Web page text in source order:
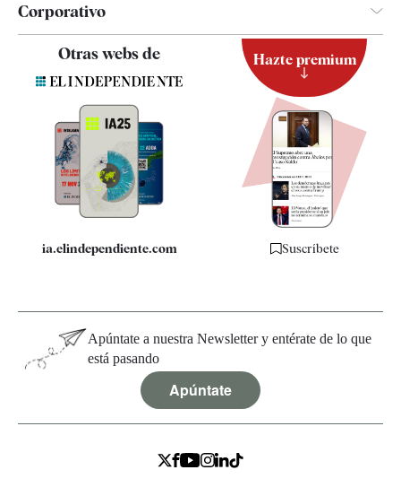
Corporativo
Quiénes somos
Especificaciones
Otras webs de
ia.elindependiente.com
Hazte premium
Suscríbete
Apúntate a nuestra Newsletter y entérate de lo que
está pasando
Apúntate